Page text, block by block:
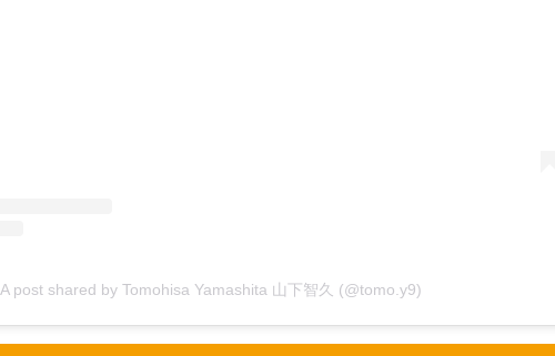
A post shared by Tomohisa Yamashita 山下智久 (@tomo.y9)